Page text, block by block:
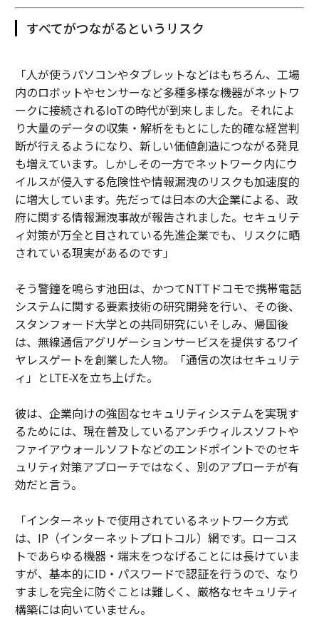
すべてがつながるというリスク
「人が使うパソコンやタブレットなどはもちろん、工場
内のロボットやセンサーなど多種多様な機器がネットワ
ークに接続されるIoTの時代が到来しました。それによ
り大量のデータの収集・解析をもとにした的確な経営判
断が行えるようになり、新しい価値創造につながる発見
も増えています。しかしその一方でネットワーク内にウ
イルスが侵入する危険性や情報漏洩のリスクも加速度的
に増大しています。先だっては日本の大企業による、政
府に関する情報漏洩事故が報告されました。セキュリテ
ィ対策が万全と目されている先進企業でも、リスクに晒
されている現実があるのです」
そう警鐘を鳴らす池田は、かつてNTTドコモで携帯電話
システムに関する要素技術の研究開発を行い、その後、
スタンフォード大学との共同研究にいそしみ、帰国後
は、無線通信アグリゲーションサービスを提供するワイ
ヤレスゲートを創業した人物。「通信の次はセキュリテ
ィ」とLTE-Xを立ち上げた。
彼は、企業向けの強固なセキュリティシステムを実現す
るためには、現在普及しているアンチウィルスソフトや
ファイアウォールソフトなどのエンドポイントでのセキ
ュリティ対策アプローチではなく、別のアプローチが有
効だと言う。
「インターネットで使用されているネットワーク方式
は、IP（インターネットプロトコル）網です。ローコス
トであらゆる機器・端末をつなげることには長けていま
すが、基本的にID・パスワードで認証を行うので、なり
すましを完全に防ぐことは難しく、厳格なセキュリティ
構築には向いていません。